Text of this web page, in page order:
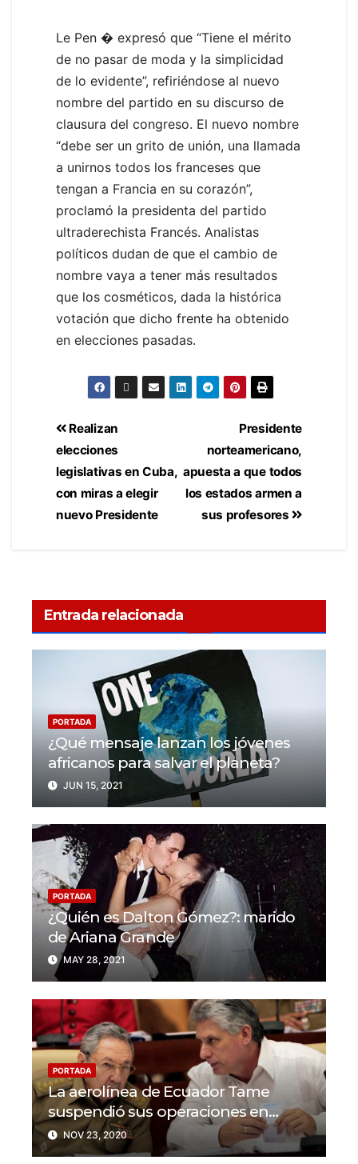
Le Pen � expresó que “Tiene el mérito
de no pasar de moda y la simplicidad
de lo evidente”, refiriéndose al nuevo
nombre del partido en su discurso de
clausura del congreso. El nuevo nombre
“debe ser un grito de unión, una llamada
a unirnos todos los franceses que
tengan a Francia en su corazón”,
proclamó la presidenta del partido
ultraderechista Francés. Analistas
políticos dudan de que el cambio de
nombre vaya a tener más resultados
que los cosméticos, dada la histórica
votación que dicho frente ha obtenido
en elecciones pasadas.
Presidente
norteamericano,
apuesta a que todos
los estados armen a
sus profesores
Realizan
elecciones
legislativas en Cuba,
con miras a elegir
nuevo Presidente
Entrada relacionada
PORTADA
¿Qué mensaje lanzan los jóvenes
africanos para salvar el planeta?
JUN 15, 2021
PORTADA
¿Quién es Dalton Gómez?: marido
de Ariana Grande
MAY 28, 2021
PORTADA
La aerolínea de Ecuador Tame
suspendió sus operaciones en
Cuba y Venezuela
NOV 23, 2020